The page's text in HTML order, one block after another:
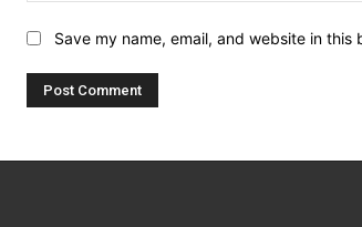
Save my name, email, and website in